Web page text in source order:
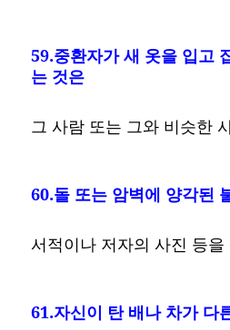
59.중환자가 새 옷을 입고
는 것은
그 사람 또는 그와 비슷한
60.돌 또는 암벽에 양각된
서적이나 저자의 사진 등을
61.자신이 탄 배나 차가 다